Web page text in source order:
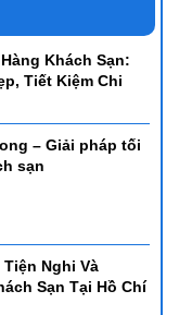
Khách Sạn:
Tiết Kiệm Chi
– Giải pháp tối
sạn
Nghi Và
Sạn Tại Hồ Chí